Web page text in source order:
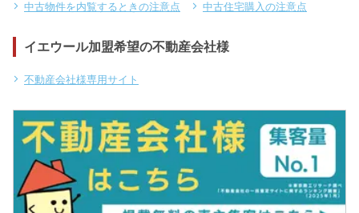
中古物件を内覧するときの注意点 中古住宅購入の注意点
イエウール加盟希望の不動産会社様
不動産会社様専用サイト